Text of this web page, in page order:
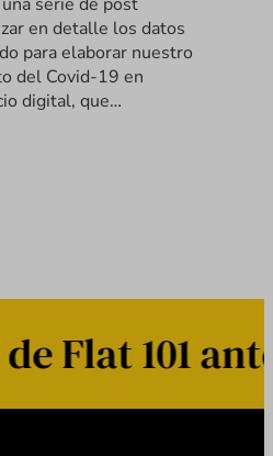
en detalle los datos
para elaborar nuestro
del Covid-19 en
digital, que…
Flat 101